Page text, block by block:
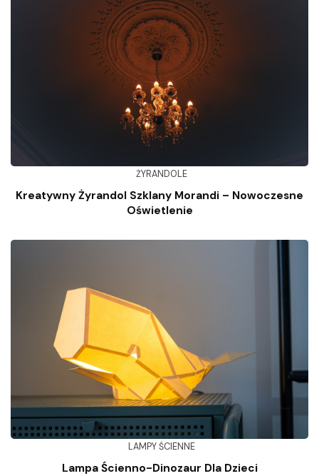
ŻYRANDOLE
Kreatywny Żyrandol Szklany Morandi – Nowoczesne
Oświetlenie
LAMPY ŚCIENNE
Lampa Ścienno-Dinozaur Dla Dzieci